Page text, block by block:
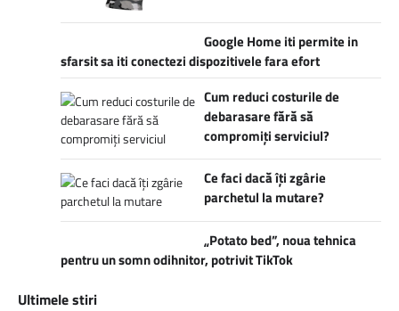
Google Home iti permite in
sfarsit sa iti conectezi dispozitivele fara efort
Cum reduci costurile de
debarasare fără să
compromiți serviciul?
Ce faci dacă îți zgârie
parchetul la mutare?
„Potato bed”, noua tehnica
pentru un somn odihnitor, potrivit TikTok
Ultimele stiri